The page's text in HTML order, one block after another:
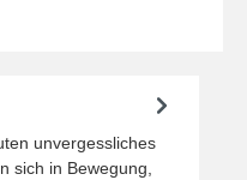
unvergessliches
sich in Bewegung,